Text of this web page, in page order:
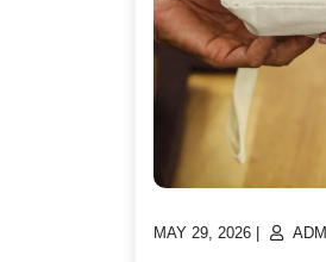
POSTED
MAY 29, 2026
POSTED